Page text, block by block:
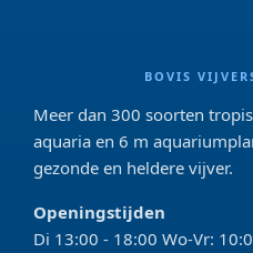
BOVIS
Meer dan 300 soorten
aquaria en 6 m
gezonde en heldere vijver.
Openingstijden
Di 13:00 - 18:00 Wo-Vr: